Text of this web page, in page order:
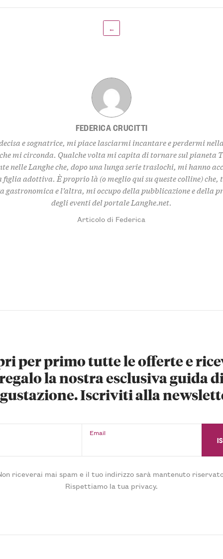
←
FEDERICA CRUCITTI
e sognatrice, mi piace lasciarmi incantare e perdermi
mi circonda. Qualche volta mi capita di tornare sul pianeta
nelle Langhe che, dopo una lunga serie traslochi, mi hanno
figlia adottiva. È proprio là (o meglio qui su queste colline) che,
gastronomica e l’altra, mi occupo della pubblicazione e della
degli eventi del portale Langhe.net.
Articolo di Federica
per primo tutte le offerte e
la nostra esclusiva guida di
Iscriviti alla
Email
riceverai mai spam e il tuo indirizzo sarà mantenuto
Rispettiamo la tua privacy.